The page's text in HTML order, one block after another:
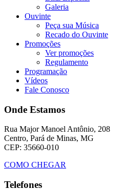
Galeria
Ouvinte
Peça sua Música
Recado do Ouvinte
Promoções
Ver promoções
Regulamento
Programação
Vídeos
Fale Conosco
Onde Estamos
Rua Major Manoel Antônio, 208
Centro, Pará de Minas, MG
CEP: 35660-010
COMO CHEGAR
Telefones